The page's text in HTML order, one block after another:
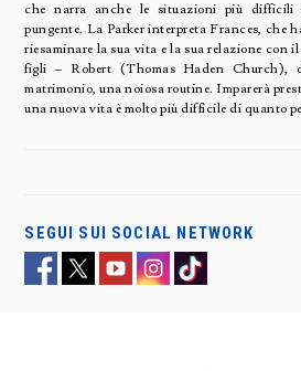
che narra anche le situazioni più difficili
pungente. La Parker interpreta Frances, che
riesaminare la sua vita e la sua relazione con
figli – Robert (Thomas Haden Church),
matrimonio, una noiosa routine. Imparerà
una nuova vita è molto più difficile di quanto
SEGUI SUI SOCIAL NETWORK